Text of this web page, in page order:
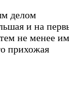
делом
и на
не менее
прихожая